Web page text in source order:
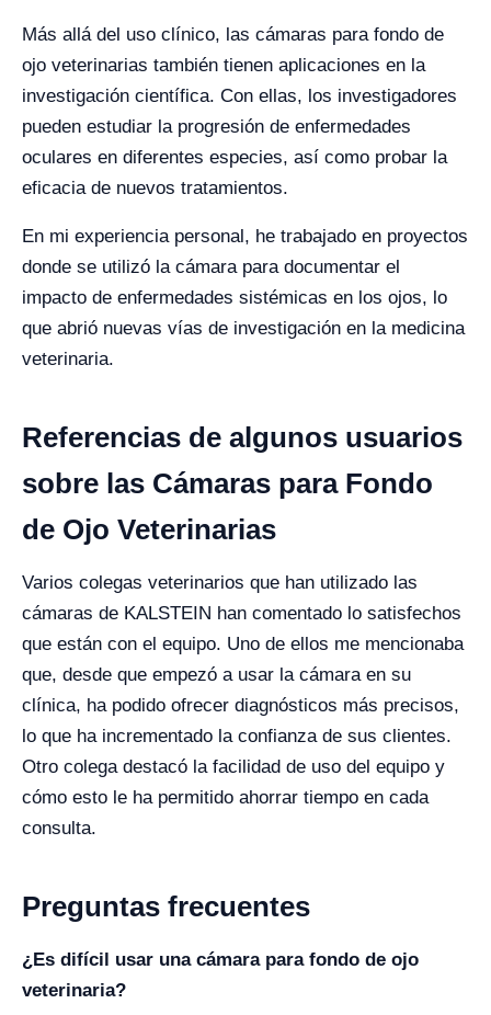
Más allá del uso clínico, las cámaras para fondo de
ojo veterinarias también tienen aplicaciones en la
investigación científica. Con ellas, los investigadores
pueden estudiar la progresión de enfermedades
oculares en diferentes especies, así como probar la
eficacia de nuevos tratamientos.
En mi experiencia personal, he trabajado en proyectos
donde se utilizó la cámara para documentar el
impacto de enfermedades sistémicas en los ojos, lo
que abrió nuevas vías de investigación en la medicina
veterinaria.
Referencias de algunos usuarios
sobre las Cámaras para Fondo
de Ojo Veterinarias
Varios colegas veterinarios que han utilizado las
cámaras de KALSTEIN han comentado lo satisfechos
que están con el equipo. Uno de ellos me mencionaba
que, desde que empezó a usar la cámara en su
clínica, ha podido ofrecer diagnósticos más precisos,
lo que ha incrementado la confianza de sus clientes.
Otro colega destacó la facilidad de uso del equipo y
cómo esto le ha permitido ahorrar tiempo en cada
consulta.
Preguntas frecuentes
¿Es difícil usar una cámara para fondo de ojo
veterinaria?